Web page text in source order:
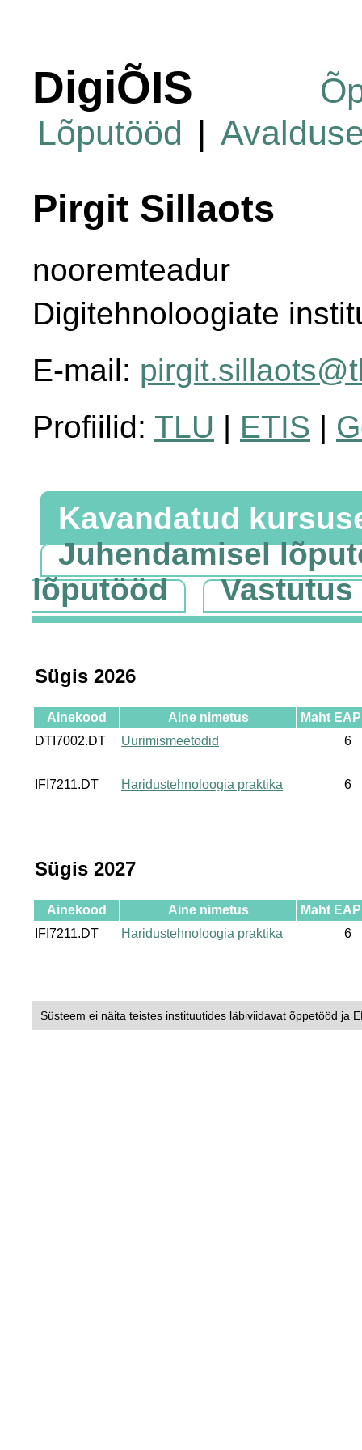
DigiÕIS
Lõputööd |
Pirgit Sillaots
nooremteadur
Digitehnoloogiate
E-mail:
Profiilid: TLU | ETIS |
Kavandatud
Juhendamisel
lõputööd
Vastutus
Sügis 2026
Ainekood Aine nimetus
Maht EAP
DTI7002.DT
Uurimismeetodid 6
IFI7211.DT Haridustehnoloogia praktika 6
Sügis 2027
Ainekood Aine nimetus
Maht EAP
IFI7211.DT
Haridustehnoloogia praktika 6
Süsteem ei näita teistes instituutides läbiviidavat õppetööd ja